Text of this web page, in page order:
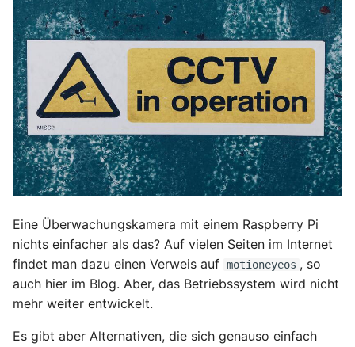
Eine Überwachungskamera mit einem Raspberry Pi
nichts einfacher als das? Auf vielen Seiten im Internet
findet man dazu einen Verweis auf motioneyeos , so
auch hier im Blog. Aber, das Betriebssystem wird nicht
mehr weiter entwickelt.
Es gibt aber Alternativen, die sich genauso einfach